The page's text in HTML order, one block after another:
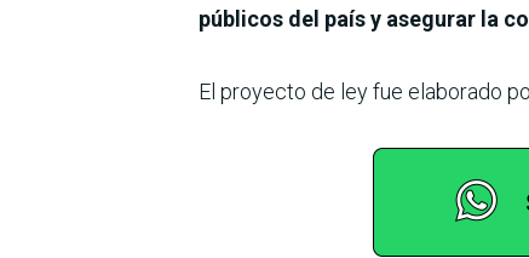
públicos del país y asegurar la
El proyecto de ley fue elaborado